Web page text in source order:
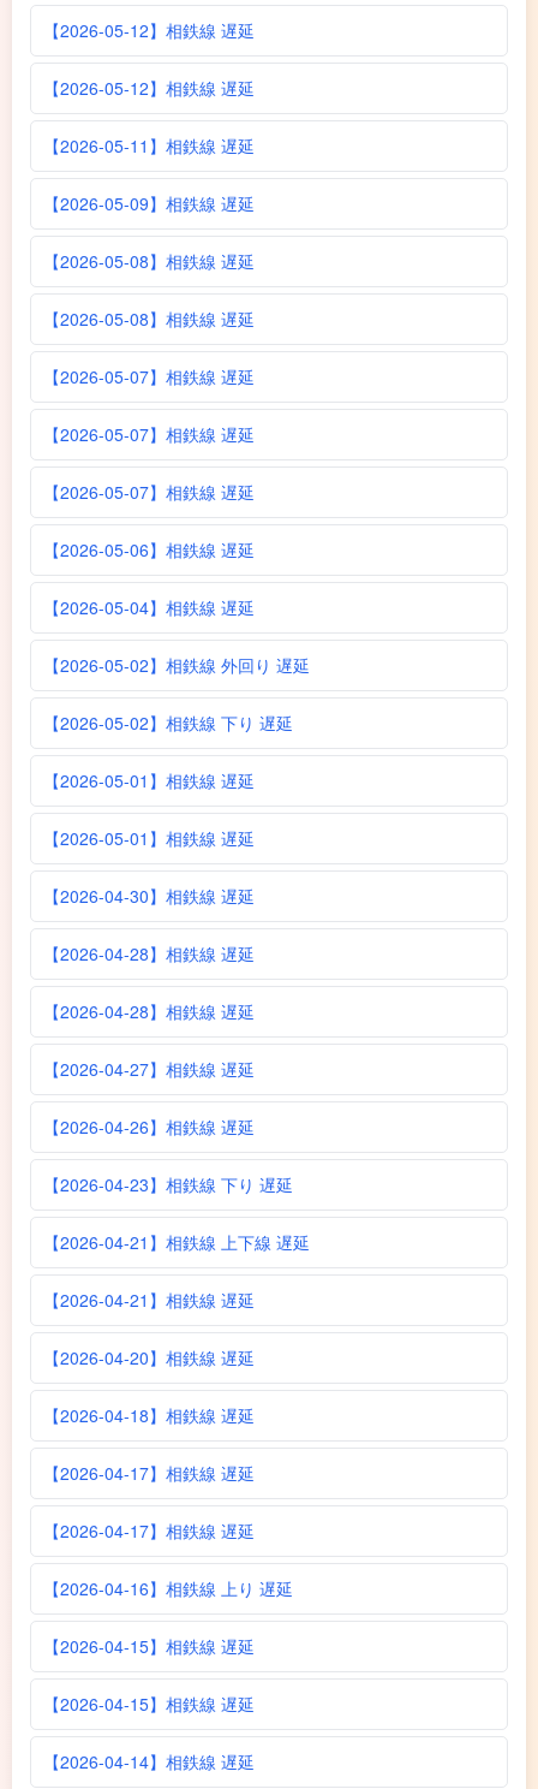
【2026-05-12】相鉄線 遅延
【2026-05-12】相鉄線 遅延
【2026-05-11】相鉄線 遅延
【2026-05-09】相鉄線 遅延
【2026-05-08】相鉄線 遅延
【2026-05-08】相鉄線 遅延
【2026-05-07】相鉄線 遅延
【2026-05-07】相鉄線 遅延
【2026-05-07】相鉄線 遅延
【2026-05-06】相鉄線 遅延
【2026-05-04】相鉄線 遅延
【2026-05-02】相鉄線 外回り 遅延
【2026-05-02】相鉄線 下り 遅延
【2026-05-01】相鉄線 遅延
【2026-05-01】相鉄線 遅延
【2026-04-30】相鉄線 遅延
【2026-04-28】相鉄線 遅延
【2026-04-28】相鉄線 遅延
【2026-04-27】相鉄線 遅延
【2026-04-26】相鉄線 遅延
【2026-04-23】相鉄線 下り 遅延
【2026-04-21】相鉄線 上下線 遅延
【2026-04-21】相鉄線 遅延
【2026-04-20】相鉄線 遅延
【2026-04-18】相鉄線 遅延
【2026-04-17】相鉄線 遅延
【2026-04-17】相鉄線 遅延
【2026-04-16】相鉄線 上り 遅延
【2026-04-15】相鉄線 遅延
【2026-04-15】相鉄線 遅延
【2026-04-14】相鉄線 遅延